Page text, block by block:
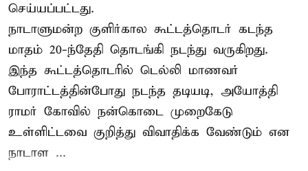
செய்யப்பட்டது.
நாடாளுமன்ற குளிர்கால கூட்டத்தொடர் கடந்த
மாதம் 20-ந்தேதி தொடங்கி நடந்து வருகிறது.
இந்த கூட்டத்தொடரில் டெல்லி மாணவர்
போராட்டத்தின்போது நடந்த தடியடி, அயோத்தி
ராமர் கோவில் நன்கொடை முறைகேடு
உள்ளிட்டவை குறித்து விவாதிக்க வேண்டும் என
நாடாள ...